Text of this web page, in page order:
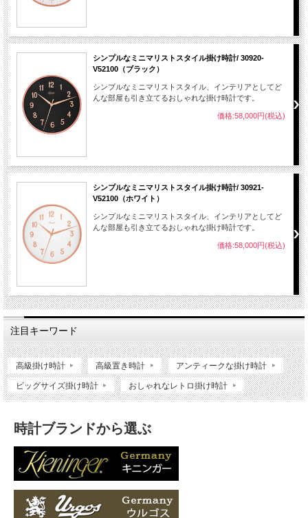
シンプルなミニマリストスタイル掛け時計/ 30920-
V52100（ブラック）
シンプルなミニマリストスタイル、インテリアとしてど
んな部屋も引き立てるおしゃれな掛け時計です。
価格:58,000円(税込)
シンプルなミニマリストスタイル掛け時計/ 30921-
V52100（ホワイト）
シンプルなミニマリストスタイル、インテリアとしてど
んな部屋も引き立てるおしゃれな掛け時計です。
価格:58,000円(税込)
注目キーワード
高級掛け時計 高級置き時計 アンティークな掛け時計
ビッグサイズ掛け時計 おしゃれなレトロ掛け時計
時計ブランドから選ぶ